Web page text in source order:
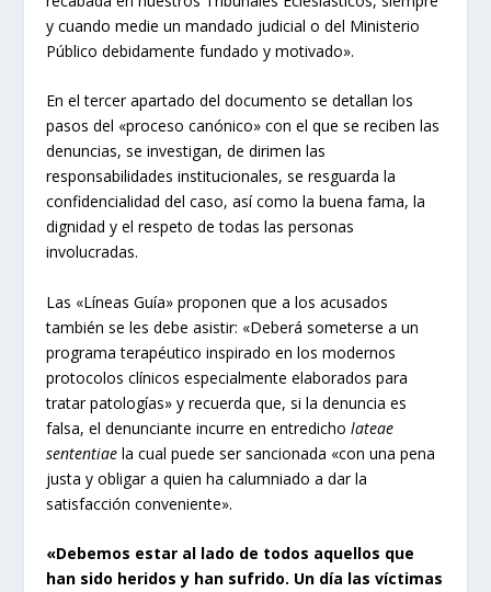
y cuando medie un mandado judicial o del Ministerio
Público debidamente fundado y motivado».
En el tercer apartado del documento se detallan los
pasos del «proceso canónico» con el que se reciben las
denuncias, se investigan, de dirimen las
responsabilidades institucionales, se resguarda la
confidencialidad del caso, así como la buena fama, la
dignidad y el respeto de todas las personas
involucradas.
Las «Líneas Guía» proponen que a los acusados
también se les debe asistir: «Deberá someterse a un
programa terapéutico inspirado en los modernos
protocolos clínicos especialmente elaborados para
tratar patologías» y recuerda que, si la denuncia es
falsa, el denunciante incurre en entredicholateae
sententiaela cual puede ser sancionada «con una pena
justa y obligar a quien ha calumniado a dar la
satisfacción conveniente».
«Debemos estar al lado de todos aquellos que
han sido heridos y han sufrido. Un día las víctimas